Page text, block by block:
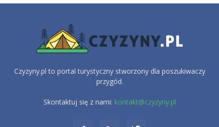
Czyzyny.pl to portal turystyczny stworzony dla poszukiwaczy
przygód.
Skontaktuj się z nami: kontakt@czyzyny.pl